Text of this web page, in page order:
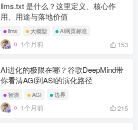
llms.txt 是什么？这里定义、核心作
用、用途与落地价值
llms 大模型 AI网页标准
1个月前 153
AI进化的极限在哪？谷歌DeepMind带
你看清AGI到ASI的演化路径
智演 AGI 边界
1个月前 215